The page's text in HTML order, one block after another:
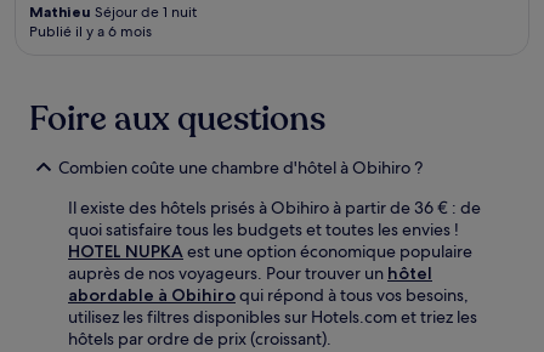
Mathieu Séjour de 1 nuit
Publié il y a 6 mois
Foire aux questions
Combien coûte une chambre d'hôtel à Obihiro ?
Il existe des hôtels prisés à Obihiro à partir de 36 € : de
quoi satisfaire tous les budgets et toutes les envies !
HOTEL NUPKAest une option économique populaire
auprès de nos voyageurs. Pour trouver un hôtel
abordable à Obihiroqui répond à tous vos besoins,
utilisez les filtres disponibles sur Hotels.com et triez les
hôtels par ordre de prix (croissant).